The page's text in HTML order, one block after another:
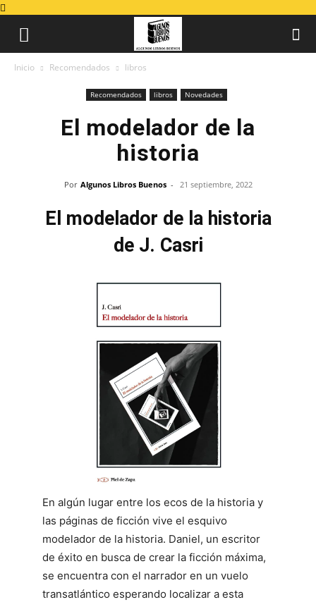
Inicio Recomendados libros
Recomendados libros Novedades
El modelador de la
historia
Por Algunos Libros Buenos - 21 septiembre, 2022
El modelador de la historia
de J. Casri
En algún lugar entre los ecos de la historia y
las páginas de ficción vive el esquivo
modelador de la historia. Daniel, un escritor
de éxito en busca de crear la ficción máxima,
se encuentra con el narrador en un vuelo
transatlántico esperando localizar a esta